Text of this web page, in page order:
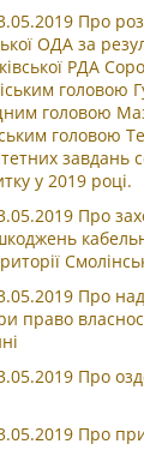
Про
ОДА за
РДА
головою
головою
головою
завдань
у 2019 році.
Про
Про
право
Про
Про